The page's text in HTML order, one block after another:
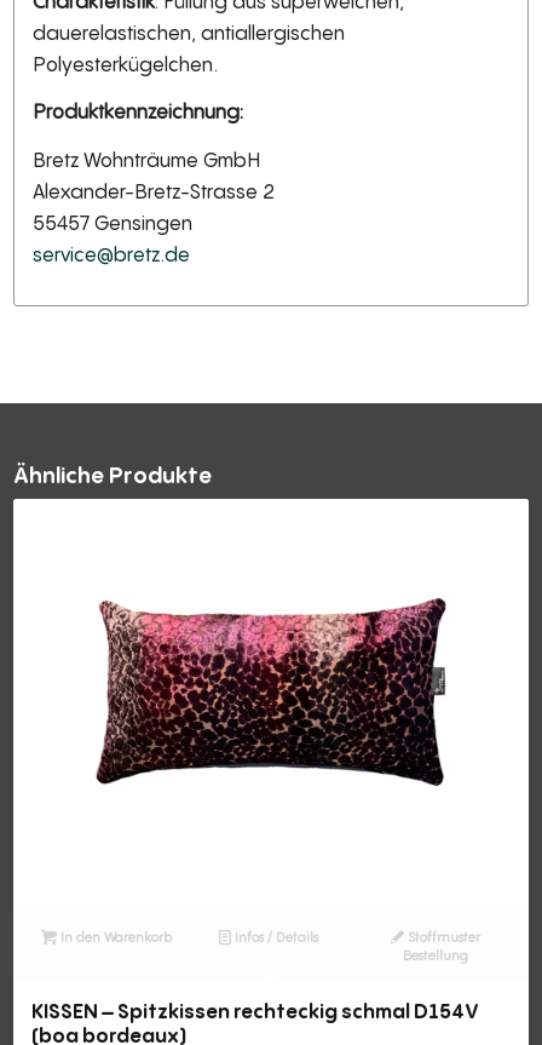
dauerelastischen, antiallergischen
Polyesterkügelchen.
Produktkennzeichnung:
Bretz Wohnträume GmbH
Alexander-Bretz-Strasse 2
55457 Gensingen
service@bretz.de
Ähnliche Produkte
In den Warenkorb Infos / Details
Stoffmuster
Bestellung
KISSEN – Spitzkissen rechteckig schmal D154V
(boa bordeaux)